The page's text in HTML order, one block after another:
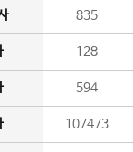
835
128
594
107473